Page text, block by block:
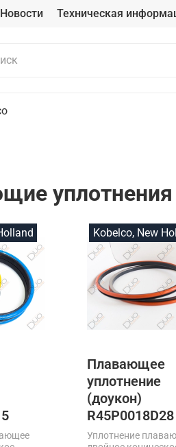
Новости Техническая
Kobelco, New
Плавающее
уплотнение
(доукон)
R45P0018D28
Уплотнение